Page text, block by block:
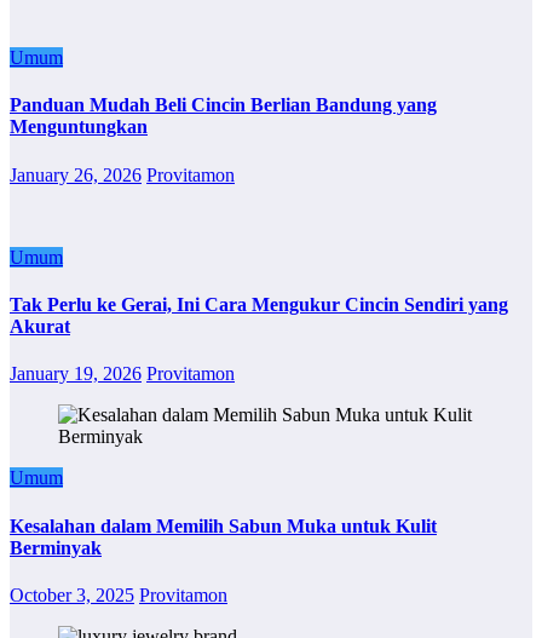
Umum
Panduan Mudah Beli Cincin Berlian Bandung yang
Menguntungkan
January 26, 2026 Provitamon
Umum
Tak Perlu ke Gerai, Ini Cara Mengukur Cincin Sendiri yang
Akurat
January 19, 2026 Provitamon
Umum
Kesalahan dalam Memilih Sabun Muka untuk Kulit
Berminyak
October 3, 2025 Provitamon